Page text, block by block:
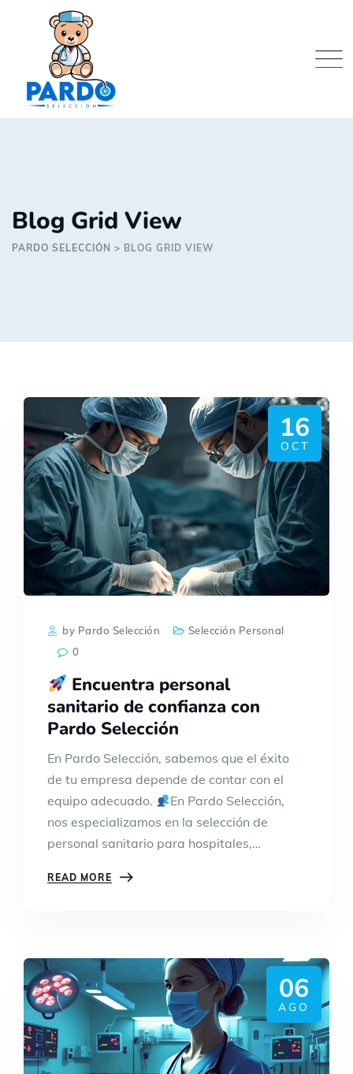
Blog Grid View
PARDO SELECCIÓN > BLOG GRID VIEW
16
OCT
by Pardo Selección
Selección Personal
0
Encuentra personal
sanitario de confianza con
Pardo Selección
En Pardo Selección, sabemos que el éxito
de tu empresa depende de contar con el
equipo adecuado.
En Pardo Selección,
nos especializamos en la selección de
personal sanitario para hospitales,…
READ MORE
06
AGO